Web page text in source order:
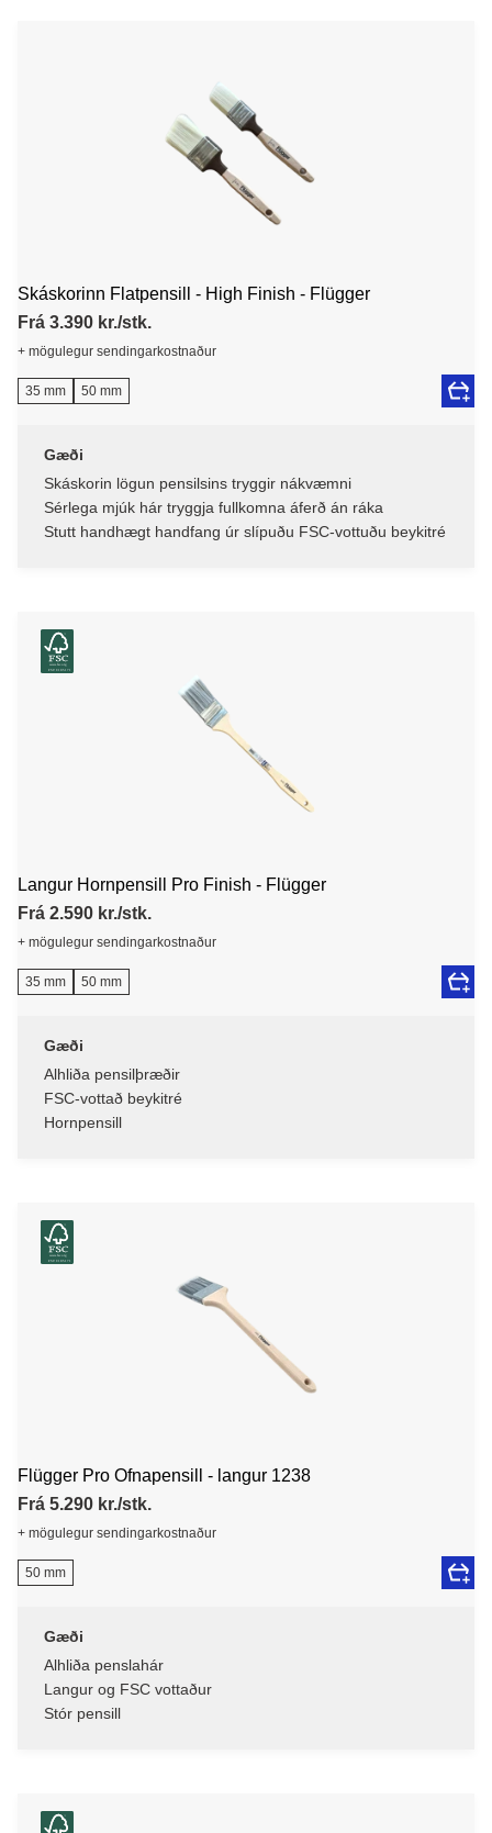
Skáskorinn Flatpensill - High Finish - Flügger
Frá 3.390 kr./stk.
+ mögulegur sendingarkostnaður
35 mm 50 mm
Gæði
Skáskorin lögun pensilsins tryggir nákvæmni
Sérlega mjúk hár tryggja fullkomna áferð án ráka
Stutt handhægt handfang úr slípuðu FSC-vottuðu beykitré
Langur Hornpensill Pro Finish - Flügger
Frá 2.590 kr./stk.
+ mögulegur sendingarkostnaður
35 mm 50 mm
Gæði
Alhliða pensilþræðir
FSC-vottað beykitré
Hornpensill
Flügger Pro Ofnapensill - langur 1238
Frá 5.290 kr./stk.
+ mögulegur sendingarkostnaður
50 mm
Gæði
Alhliða penslahár
Langur og FSC vottaður
Stór pensill